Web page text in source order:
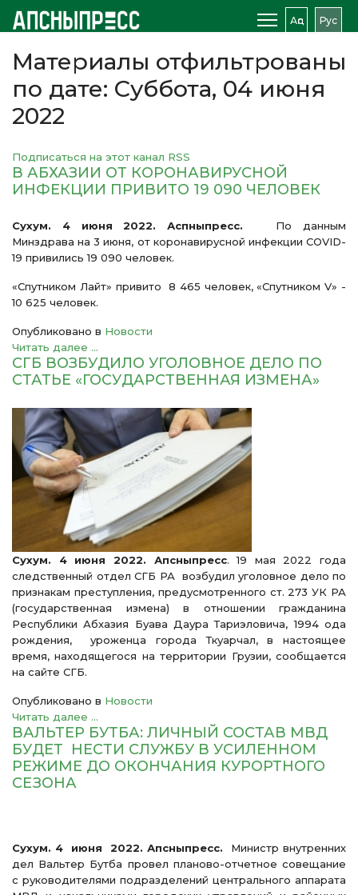
Аԥс Рус
Материалы отфильтрованы
по дате: Суббота, 04 июня
2022
Подписаться на этот канал RSS
В АБХАЗИИ ОТ КОРОНАВИРУСНОЙ
ИНФЕКЦИИ ПРИВИТО 19 090 ЧЕЛОВЕК
Сухум. 4 июня 2022. Аспныпресс. По данным
Минздрава на 3 июня, от коронавирусной инфекции COVID-
19 привились 19 090 человек.
«Спутником Лайт» привито 8 465 человек, «Спутником V» -
10 625 человек.
Опубликовано в Новости
Читать далее ...
СГБ ВОЗБУДИЛО УГОЛОВНОЕ ДЕЛО ПО
СТАТЬЕ «ГОСУДАРСТВЕННАЯ ИЗМЕНА»
Cухум. 4 июня 2022. Апсныпресс. 19 мая 2022 года
следственный отдел СГБ РА возбудил уголовное дело по
признакам преступления, предусмотренного ст. 273 УК РА
(государственная измена) в отношении гражданина
Республики Абхазия Буава Даура Тариэловича, 1994 ода
рождения, уроженца города Ткуарчал, в настоящее
время, находящегося на территории Грузии, сообщается
на сайте СГБ.
Опубликовано в Новости
Читать далее ...
ВАЛЬТЕР БУТБА: ЛИЧНЫЙ СОСТАВ МВД
БУДЕТ НЕСТИ СЛУЖБУ В УСИЛЕННОМ
РЕЖИМЕ ДО ОКОНЧАНИЯ КУРОРТНОГО
СЕЗОНА
Сухум. 4 июня 2022. Апсныпресс. Министр внутренних
дел Вальтер Бутба провел планово-отчетное совещание
с руководителями подразделений центрального аппарата